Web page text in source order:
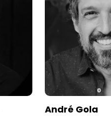
André Gola